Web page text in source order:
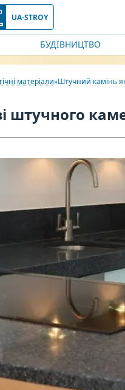
UA-STROY
БУДІВНИЦТВО
матеріали Штучний камінь
штучного